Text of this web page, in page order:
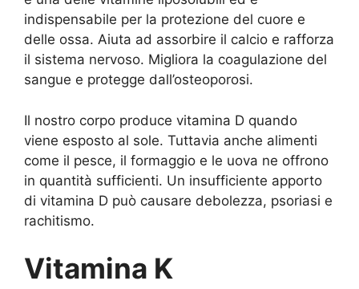
indispensabile per la protezione del cuore e
delle ossa. Aiuta ad assorbire il calcio e rafforza
il sistema nervoso. Migliora la coagulazione del
sangue e protegge dall’osteoporosi.
Il nostro corpo produce vitamina D quando
viene esposto al sole. Tuttavia anche alimenti
come il pesce, il formaggio e le uova ne offrono
in quantità sufficienti. Un insufficiente apporto
di vitamina D può causare debolezza, psoriasi e
rachitismo.
Vitamina K